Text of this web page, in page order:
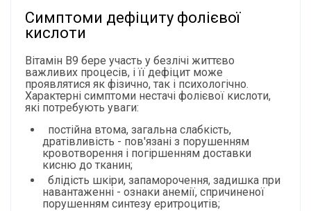
Симптоми дефіциту фолієвої
кислоти
Вітамін B9 бере участь у безлічі життєво
важливих процесів, і її дефіцит може
проявлятися як фізично, так і психологічно.
Характерні симптоми нестачі фолієвої кислоти,
які потребують уваги:
постійна втома, загальна слабкість,
дратівливість - пов'язані з порушенням
кровотворення і погіршенням доставки
кисню до тканин;
блідість шкіри, запаморочення, задишка при
навантаженні - ознаки анемії, спричиненої
порушенням синтезу еритроцитів;